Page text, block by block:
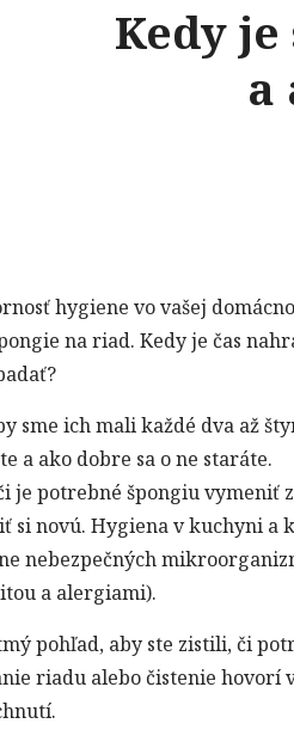
Kedy
a
hygiene vo vašej
na riad. Kedy je čas
sme ich mali každé dva až
a ako dobre sa o ne staráte.
je potrebné špongiu vymeniť
si novú. Hygiena v kuchyni
nebezpečných
a alergiami).
pohľad, aby ste zistili, či
riadu alebo čistenie hovorí